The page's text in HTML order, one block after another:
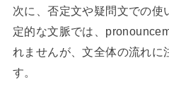
次に、否定文や疑問文での
定的な文脈では、
れませんが、文全体の流れに
す。